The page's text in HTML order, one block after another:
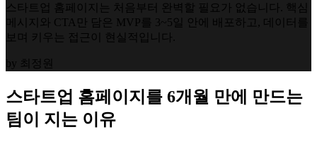
스타트업 홈페이지는 처음부터 완벽할 필요가 없습니다. 핵심
메시지와 CTA만 담은 MVP를 3~5일 안에 배포하고, 데이터를
보며 키우는 접근이 현실적입니다.
by 최정원
스타트업 홈페이지를 6개월 만에 만드는
팀이 지는 이유